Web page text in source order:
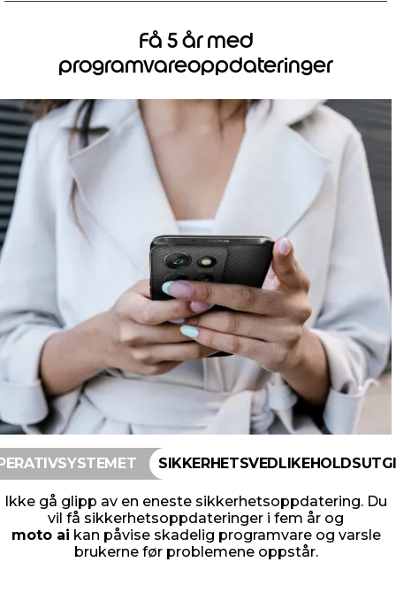
Få 5 år med
programvareoppdateringer
Ikke gå glipp av en eneste sikkerhetsoppdatering. Du
vil få sikkerhetsoppdateringer i fem år og
moto ai kan påvise skadelig programvare og varsle
brukerne før problemene oppstår.